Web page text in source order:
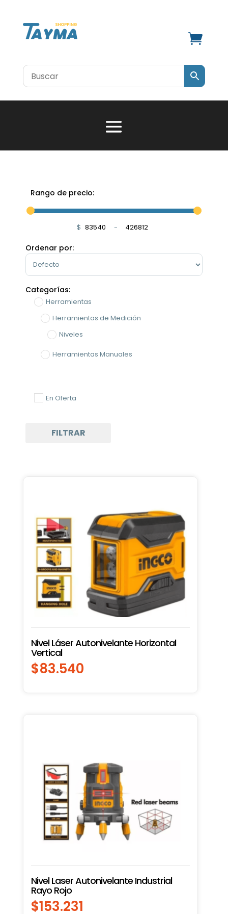

Rango de precio:
$ Minimum Price
-
Maximum Price
Ordenar por:
Sort Products
Categorías:
Herramientas
Herramientas de Medición
Niveles
Herramientas Manuales
En Oferta
FILTRAR
Nivel Láser Autonivelante Horizontal
Vertical
$83.540
Nivel Laser Autonivelante Industrial
Rayo Rojo
$153.231